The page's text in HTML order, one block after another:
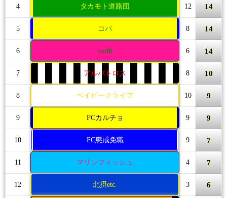
4 タカモト道路団 12 14
5 コパ 8 14
6 north 6 14
7 アルバトロス 8 10
8 ベイビークライフ 10 9
9 FCカルチョ 9 9
10 FC懲戒免職 9 7
11 マリンフィッシュ 4 7
12 北摂etc. 3 6